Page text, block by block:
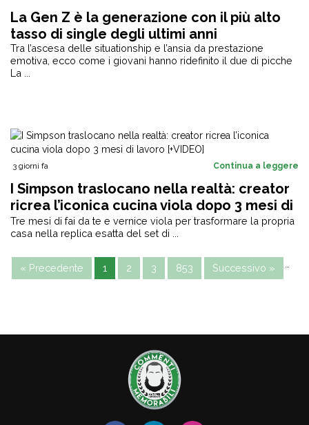
La Gen Z è la generazione con il più alto
tasso di single degli ultimi anni
Tra l’ascesa delle situationship e l’ansia da prestazione
emotiva, ecco come i giovani hanno ridefinito il due di picche
La ...
3 giorni fa Continua a leggere
I Simpson traslocano nella realtà: creator
ricrea l’iconica cucina viola dopo 3 mesi di
lavoro [+VIDEO]
Tre mesi di fai da te e vernice viola per trasformare la propria
casa nella replica esatta del set di ...
« Precedente 1 2 3 853 Successivo »